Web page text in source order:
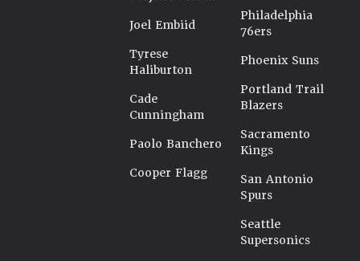
Joel Embiid
Tyrese
Haliburton
Cade
Cunningham
Paolo Banchero
Cooper Flagg
Philadelphia
76ers
Phoenix Suns
Portland Trail
Blazers
Sacramento
Kings
San Antonio
Spurs
Seattle
Supersonics